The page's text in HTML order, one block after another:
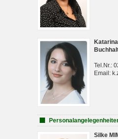
Tel.Nr.:
Email:
Silke